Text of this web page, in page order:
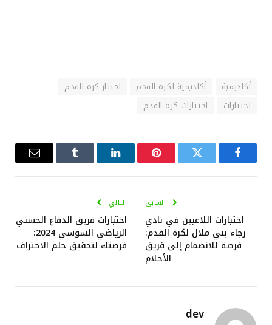
أكاديمية أكاديمية لكرة القدم
اختبار كرة القدم
اختبارات
اختبارات كرة القدم
فيسبوك تويتر بينتيريستلينكدإن Tumblr
البريد
السابق
اختبارات اللاعبين في نادي
رجاء بني ملال لكرة القدم:
فرصة للانضمام إلى فريق
الأحلام
التالي
اختبارات فريق الدفاع الحسني
الرياضي السوسي 2024:
فرصتك لتحقيق حلم الاحتراف
dev